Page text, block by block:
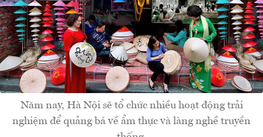
Năm nay, Hà Nội sẽ tổ chức nhiều hoạt động trải
nghiệm để quảng bá về ẩm thực và làng nghề truyền